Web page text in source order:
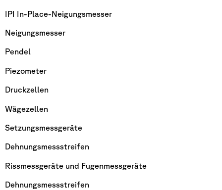
IPI In-Place-Neigungsmesser
Neigungsmesser
Pendel
Piezometer
Druckzellen
Wägezellen
Setzungsmessgeräte
Dehnungsmessstreifen
Rissmessgeräte und Fugenmessgeräte
Dehnungsmessstreifen